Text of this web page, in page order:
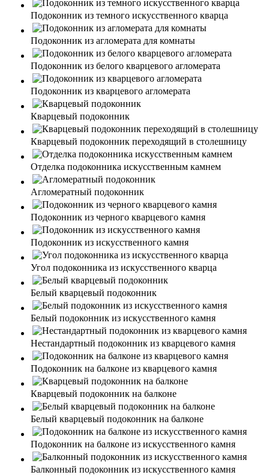
Подоконник из темного искусственного кварца
Подоконник из агломерата для комнаты
Подоконник из белого кварцевого агломерата
Подоконник из кварцевого агломерата
Кварцевый подоконник
Кварцевый подоконник переходящий в столешницу
Отделка подоконника искусственным камнем
Агломератный подоконник
Подоконник из черного кварцевого камня
Подоконник из искусственного камня
Угол подоконника из искусственного кварца
Белый кварцевый подоконник
Белый подоконник из искусственного камня
Нестандартный подоконник из кварцевого камня
Подоконник на балконе из кварцевого камня
Кварцевый подоконник на балконе
Белый кварцевый подоконник на балконе
Подоконник на балконе из искусственного камня
Балконный подоконник из искусственного камня